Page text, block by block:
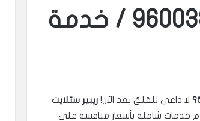
فني ستلايت النزهة / 96003833 / خدمة
لا داعي للقلق بعد الآن! ريبير ستلايت
خدمات شاملة بأسعار منافسة على